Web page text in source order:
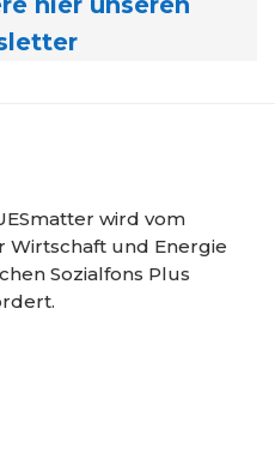
wird vom
Wirtschaft und Energie
Sozialfons Plus